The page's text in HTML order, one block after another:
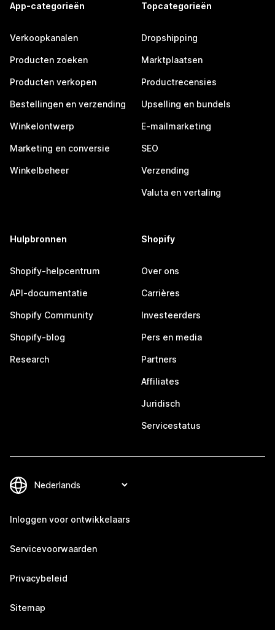
App-categorieën
Verkoopkanalen
Producten zoeken
Producten verkopen
Bestellingen en verzending
Winkelontwerp
Marketing en conversie
Winkelbeheer
Topcategorieën
Dropshipping
Marktplaatsen
Productrecensies
Upselling en bundels
E-mailmarketing
SEO
Verzending
Valuta en vertaling
Hulpbronnen
Shopify-helpcentrum
API-documentatie
Shopify Community
Shopify-blog
Research
Shopify
Over ons
Carrières
Investeerders
Pers en media
Partners
Affiliates
Juridisch
Servicestatus
Inloggen voor ontwikkelaars
Servicevoorwaarden
Privacybeleid
Sitemap